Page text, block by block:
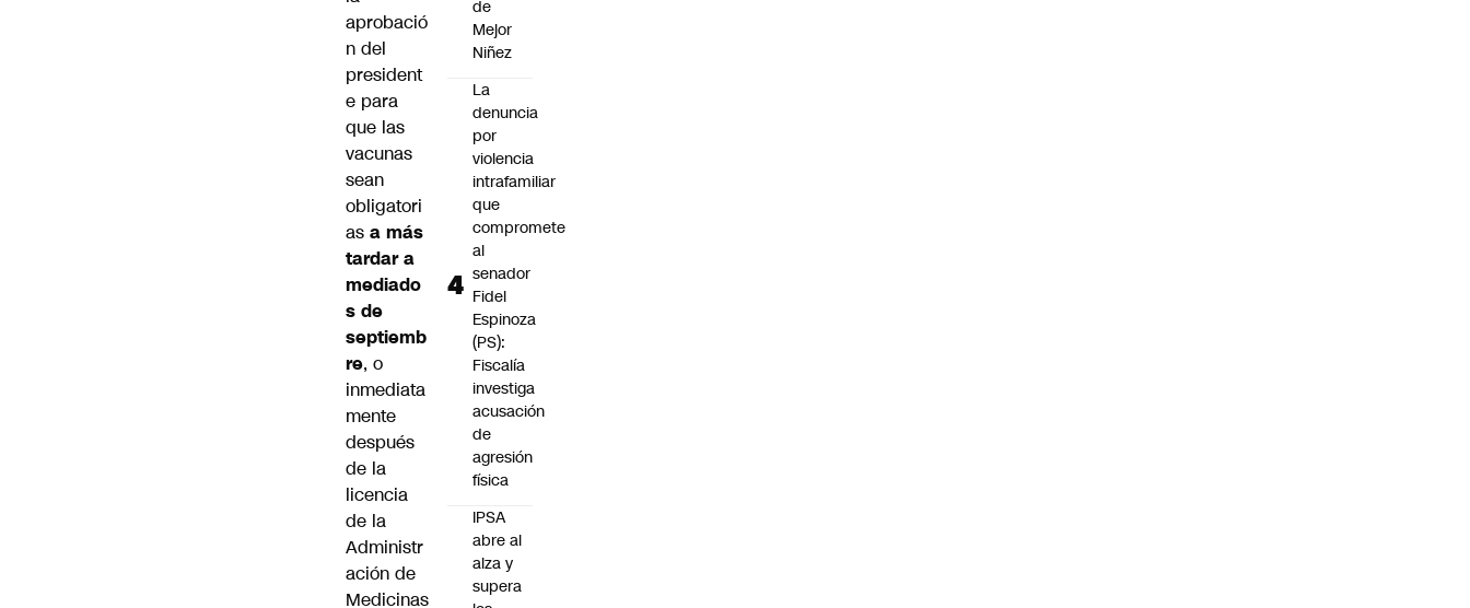
aprobació
n del
president
e para
que las
vacunas
sean
obligatori
as a más
tardar a
mediado
s de
septiemb
re, o
inmediata
mente
después
de la
licencia
de la
Administr
ación de
Medicinas
de
Mejor
Niñez
La
denuncia
por
violencia
intrafamiliar
que
compromete
al
senador
Fidel
Espinoza
(PS):
Fiscalía
investiga
acusación
de
agresión
física
IPSA
abre al
alza y
supera